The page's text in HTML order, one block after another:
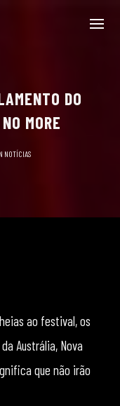
DO
MORE
NOTÍCIAS
ao festival, os
Austrália, Nova
que não irão